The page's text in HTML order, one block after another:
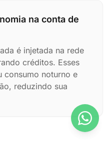
na conta de
é injetada na rede
créditos. Esses
consumo noturno e
reduzindo sua